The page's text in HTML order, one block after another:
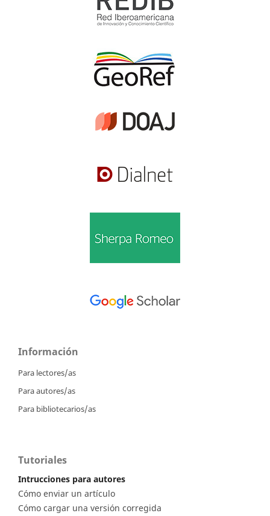
Información
Para lectores/as
Para autores/as
Para bibliotecarios/as
Tutoriales
Intrucciones para autores
Cómo enviar un artículo
Cómo cargar una versión corregida